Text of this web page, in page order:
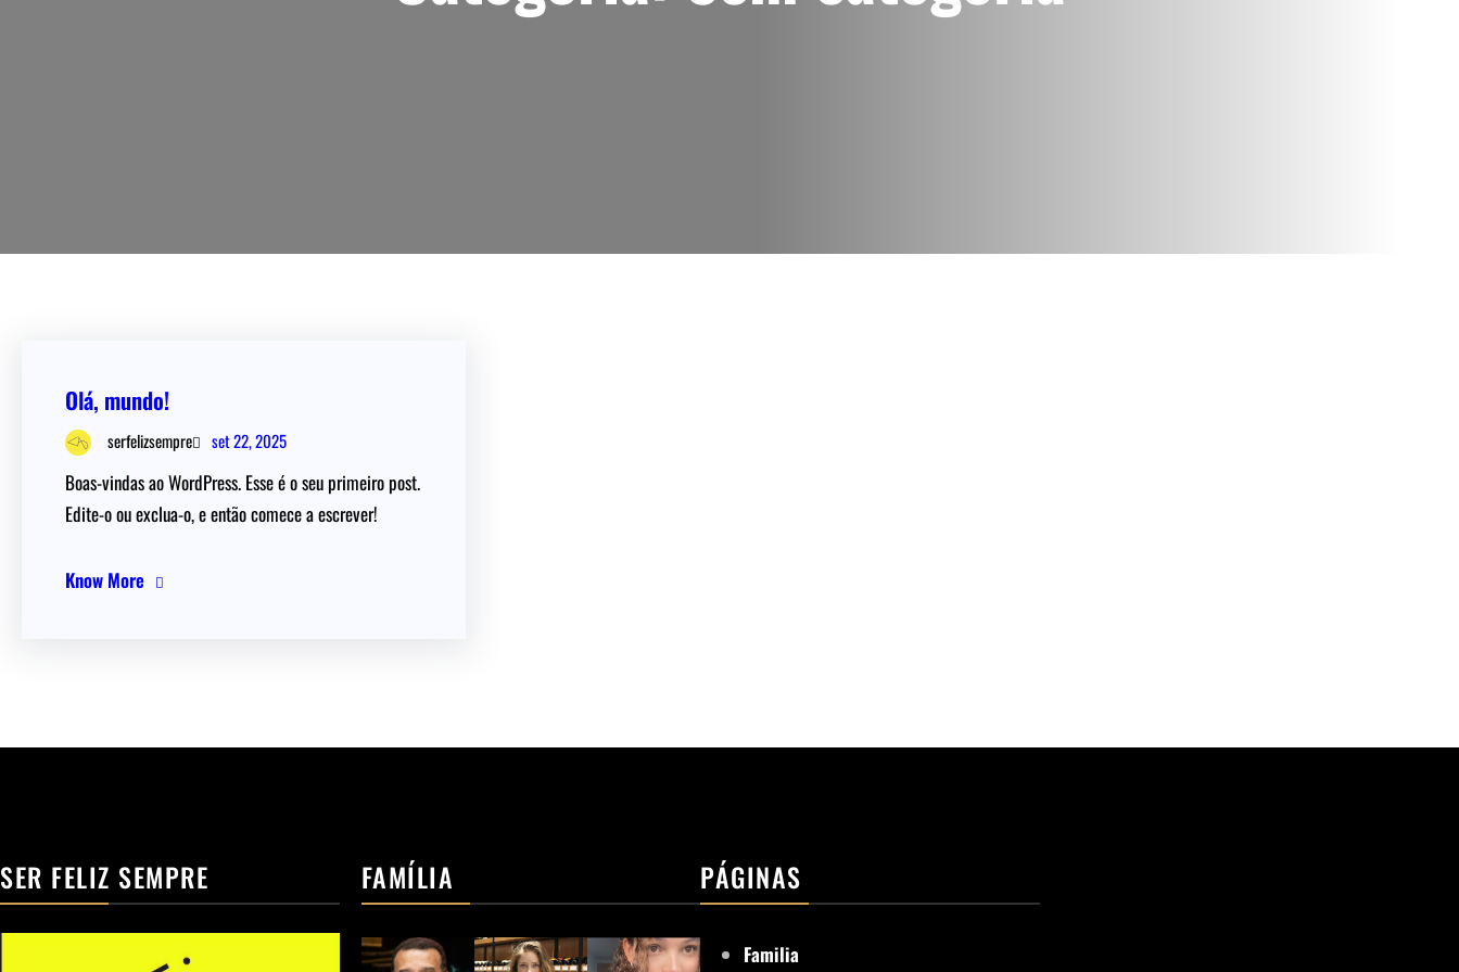
Olá, mundo!
serfelizsempre set 22, 2025
Boas-vindas ao WordPress. Esse é o seu primeiro post.
Edite-o ou exclua-o, e então comece a escrever!
Know More
SER FELIZ SEMPRE FAMÍLIA PÁGINAS
Familia